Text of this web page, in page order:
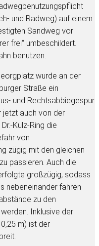
und Radweg) auf einem
Sandweg vor
frei“ umbeschildert.
benutzen.
wurde an der
Straße ein
und Rechtsabbiegespur
jetzt auch von der
Külz-Ring die
von
zügig mit den gleichen
passieren. Auch die
großzügig, sodass
nebeneinander fahren
zu den
Inklusive der
m) ist der